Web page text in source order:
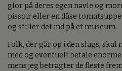
glor på deres egen navle og
pissoir eller en dåse
og stiller det ind på et museum.
Folk, der går op i den slags,
med og eventuelt betale
mens jeg betragter de fleste